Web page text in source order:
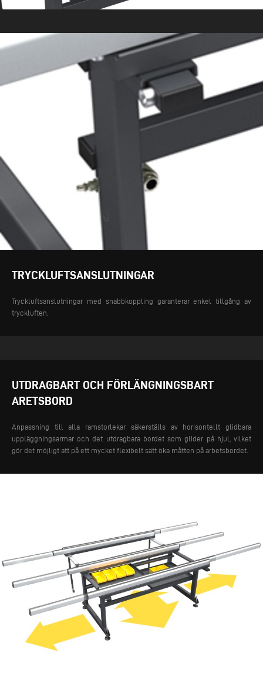
TRYCKLUFTSANSLUTNINGAR
Tryckluftsanslutningar med snabbkoppling garanterar enkel tillgång av
tryckluften.
UTDRAGBART OCH FÖRLÄNGNINGSBART
ARETSBORD
Anpassning till alla ramstorlekar säkerställs av horisontellt glidbara
uppläggningsarmar och det utdragbara bordet som glider på hjul, vilket
gör det möjligt att på ett mycket flexibelt sätt öka måtten på arbetsbordet.